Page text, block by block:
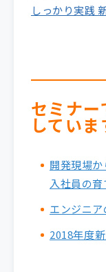
しっかり実践
セミナ
していま
開発現場
入社員の育
エンジニ
2018年度